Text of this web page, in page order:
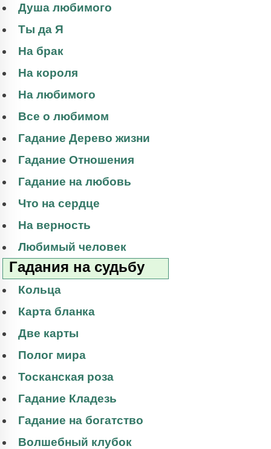
Душа любимого
Ты да Я
На брак
На короля
На любимого
Все о любимом
Гадание Дерево жизни
Гадание Отношения
Гадание на любовь
Что на сердце
На верность
Любимый человек
Гадания на судьбу
Кольца
Карта бланка
Две карты
Полог мира
Тосканская роза
Гадание Кладезь
Гадание на богатство
Волшебный клубок